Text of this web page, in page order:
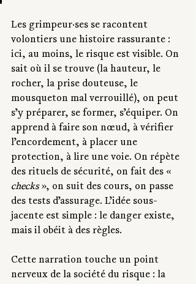
Les grimpeur·ses se racontent
volontiers une histoire rassurante :
ici, au moins, le risque est visible. On
sait où il se trouve (la hauteur, le
rocher, la prise douteuse, le
mousqueton mal verrouillé), on peut
s’y préparer, se former, s’équiper. On
apprend à faire son nœud, à vérifier
l’encordement, à placer une
protection, à lire une voie. On répète
des rituels de sécurité, on fait des «
checks », on suit des cours, on passe
des tests d’assurage. L’idée sous-
jacente est simple : le danger existe,
mais il obéit à des règles.
Cette narration touche un point
nerveux de la société du risque : la